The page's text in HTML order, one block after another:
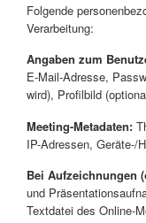
Folgende
Verarbeitung:
Angaben zum
E-Mail-Adresse,
wird), Profilbild
Meeting-Metadaten:
IP-Adressen, Geräte-/
Bei Aufzeichnungen
und
Textdatei des Online-